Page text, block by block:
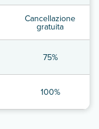
Cancellazione
gratuita
75%
100%